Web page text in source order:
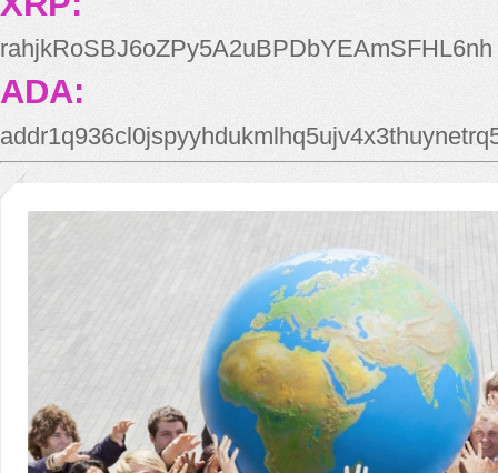
rahjkRoSBJ6oZPy5A2uBPDbYEAmSFHL6nh
ADA: